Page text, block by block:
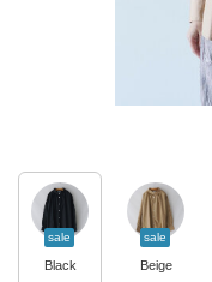
sale
Black
sale
Beige